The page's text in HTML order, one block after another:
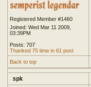
Registered Member #1460
Joined: Wed Mar 11 2009,
03:39PM
Posts: 707
Thanked 75 time in 61 post
Back to top
spk